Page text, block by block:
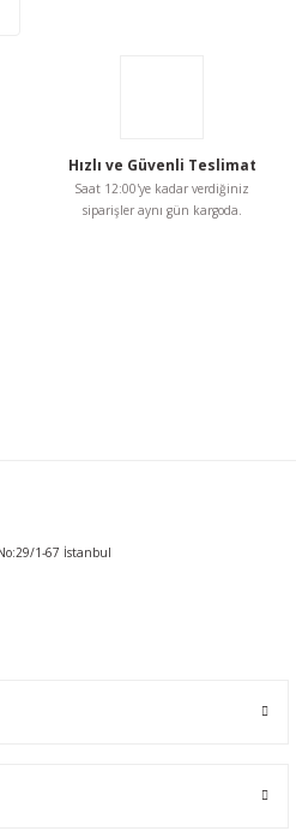
Hızlı ve Güvenli Teslimat
Saat 12:00'ye kadar verdiğiniz
siparişler aynı gün kargoda.
1-67 İstanbul